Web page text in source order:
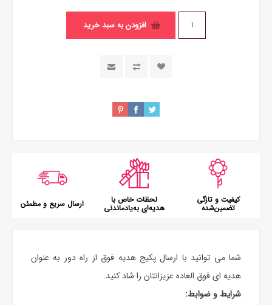
افزودن به سبد خرید
کیفیت و تازگی
تضمین‌شده
لحظات خاص با
هدیه‌ای به‌یادماندنی ارسال سریع و مطمئن
شما می توانید با ارسال پکیج هدیه فوق از راه دور به عنوان
هدیه‌ ای فوق العاده عزیزانتان را شاد کنید.
شرایط و ضوابط: